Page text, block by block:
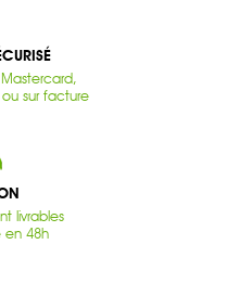
ou sur facture
livrables
en 48h